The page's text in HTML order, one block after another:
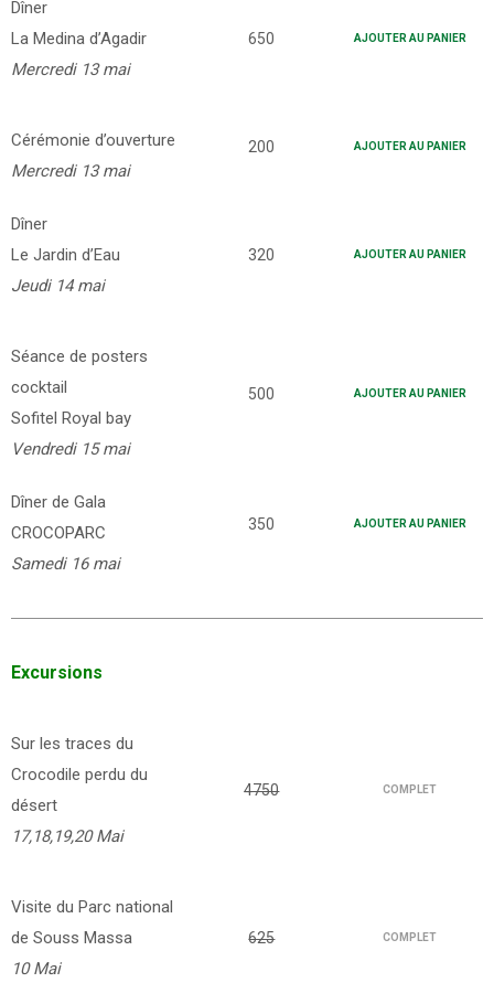
Dîner
La Medina d’Agadir
Mercredi 13 mai
650 AJOUTER AU PANIER
Cérémonie d’ouverture
Mercredi 13 mai
200 AJOUTER AU PANIER
Dîner
Le Jardin d’Eau
Jeudi 14 mai
320 AJOUTER AU PANIER
Séance de posters
cocktail
Sofitel Royal bay
Vendredi 15 mai
500 AJOUTER AU PANIER
Dîner de Gala
CROCOPARC
Samedi 16 mai
350 AJOUTER AU PANIER
Excursions
Sur les traces du
Crocodile perdu du
désert
17,18,19,20 Mai
4750 COMPLET
Visite du Parc national
de Souss Massa
10 Mai
625 COMPLET